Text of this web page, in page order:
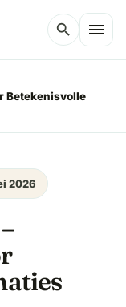
search menu
Betekenisvolle
2026